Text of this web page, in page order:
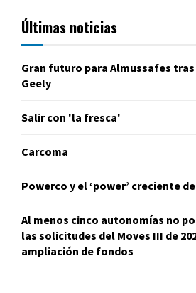
Últimas noticias
Gran futuro para Almussafes
Geely
Salir con 'la fresca'
Carcoma
Powerco y el ‘power’ creciente
Al menos cinco autonomías no
las solicitudes del Moves III de
ampliación de fondos